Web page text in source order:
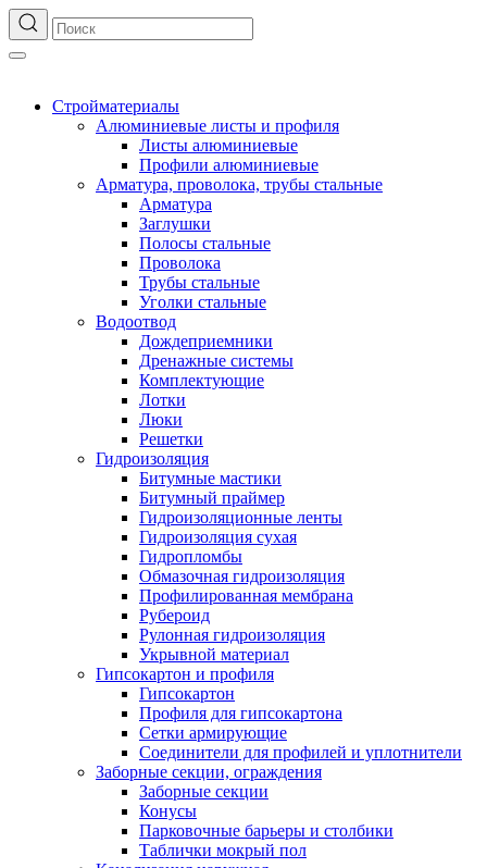
Стройматериалы
Алюминиевые листы и профиля
Листы алюминиевые
Профили алюминиевые
Арматура, проволока, трубы стальные
Арматура
Заглушки
Полосы стальные
Проволока
Трубы стальные
Уголки стальные
Водоотвод
Дождеприемники
Дренажные системы
Комплектующие
Лотки
Люки
Решетки
Гидроизоляция
Битумные мастики
Битумный праймер
Гидроизоляционные ленты
Гидроизоляция сухая
Гидропломбы
Обмазочная гидроизоляция
Профилированная мембрана
Рубероид
Рулонная гидроизоляция
Укрывной материал
Гипсокартон и профиля
Гипсокартон
Профиля для гипсокартона
Сетки армирующие
Соединители для профилей и уплотнители
Заборные секции, ограждения
Заборные секции
Конусы
Парковочные барьеры и столбики
Таблички мокрый пол